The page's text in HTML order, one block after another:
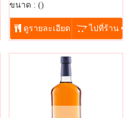
ขนาด : ()
...
ดูรายละเอียด ไปที่ร้าน